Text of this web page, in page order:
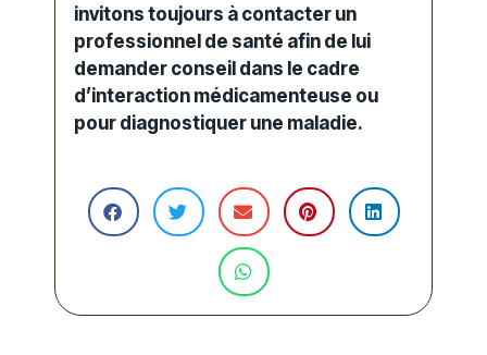
invitons toujours à contacter un
professionnel de santé afin de lui
demander conseil dans le cadre
d’interaction médicamenteuse ou
pour diagnostiquer une maladie.